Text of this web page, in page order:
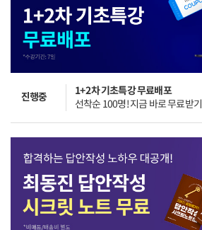
진행중
1+2차 기초특강 무료배포
선착순 100명! 지금 바로 무료받기